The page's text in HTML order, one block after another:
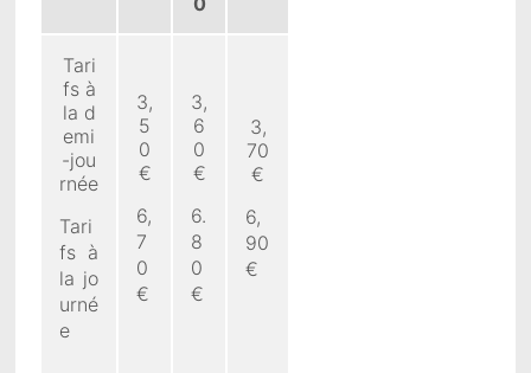
Tari
fs à
la d
emi
-jou
rnée
Tari
fs à
la jo
urné
e
3,
5
0
€
6,
7
0
€
3,
6
0
€
6.
8
0
€
3,
70
€
6,
90
€